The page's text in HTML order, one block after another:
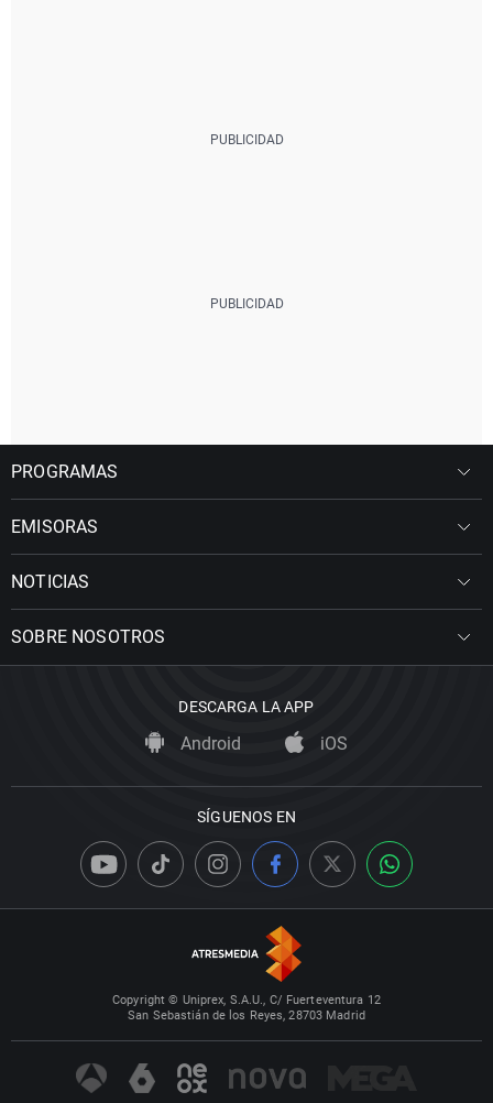
PROGRAMAS
EMISORAS
NOTICIAS
SOBRE NOSOTROS
DESCARGA LA APP
Android iOS
SÍGUENOS EN
Copyright © Uniprex, S.A.U., C/ Fuerteventura 12
San Sebastián de los Reyes, 28703 Madrid